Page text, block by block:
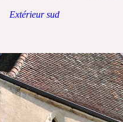
Extérieur sud